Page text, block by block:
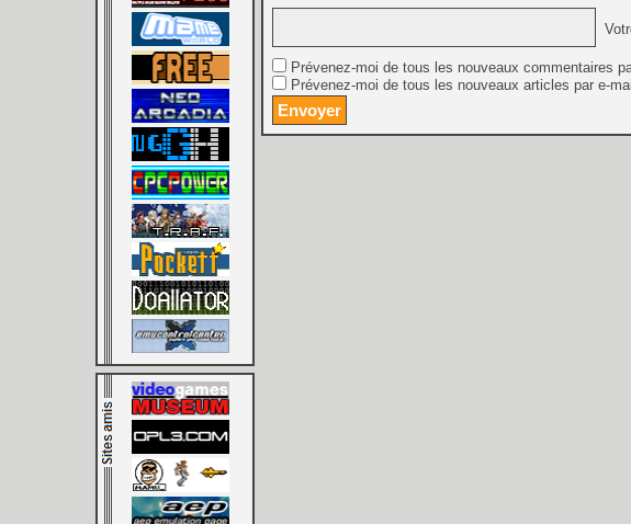
Prévenez-moi de tous les nouveaux commentaires
Prévenez-moi de tous les nouveaux articles par e-